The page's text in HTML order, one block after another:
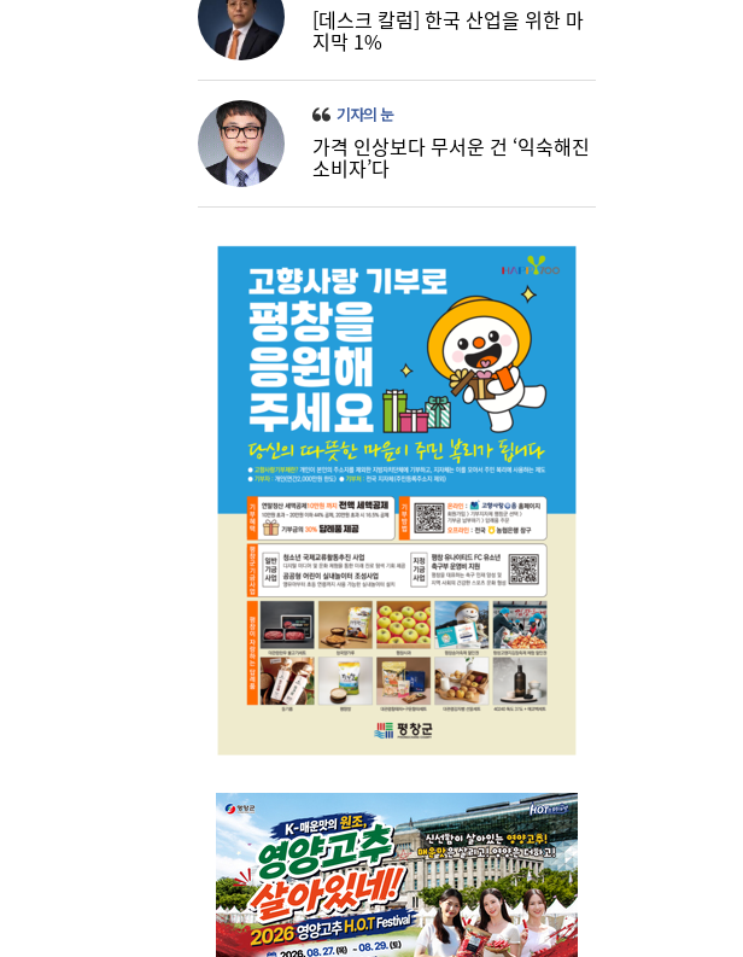
[데스크 칼럼] 한국 산업을 위한 마
지막 1%
기자의 눈
가격 인상보다 무서운 건 ‘익숙해진
소비자’다